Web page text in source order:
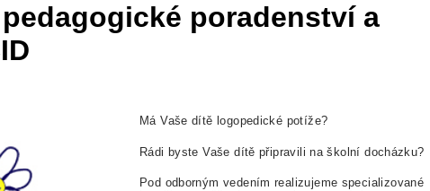
poradenství a
Má Vaše dítě logopedické potíže?
Rádi byste Vaše dítě připravili na školní docházku?
Pod odborným vedením realizujeme specializované